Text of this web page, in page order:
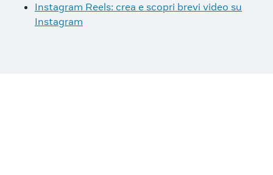
Instagram Reels: crea e scopri brevi video su
Instagram